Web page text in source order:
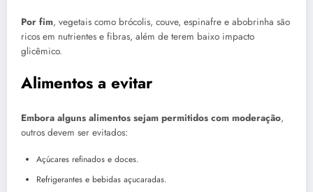
Por fim, vegetais como brócolis, couve, espinafre e abobrinha são
ricos em nutrientes e fibras, além de terem baixo impacto
glicêmico.
Alimentos a evitar
Embora alguns alimentos sejam permitidos com moderação,
outros devem ser evitados:
Açúcares refinados e doces.
Refrigerantes e bebidas açucaradas.